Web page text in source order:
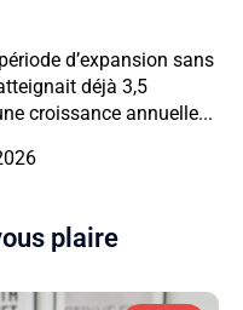
d’expansion sans
déjà 3,5
croissance annuelle...
plaire